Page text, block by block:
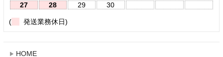
27
28 29 30
( 発送業務休日)
HOME